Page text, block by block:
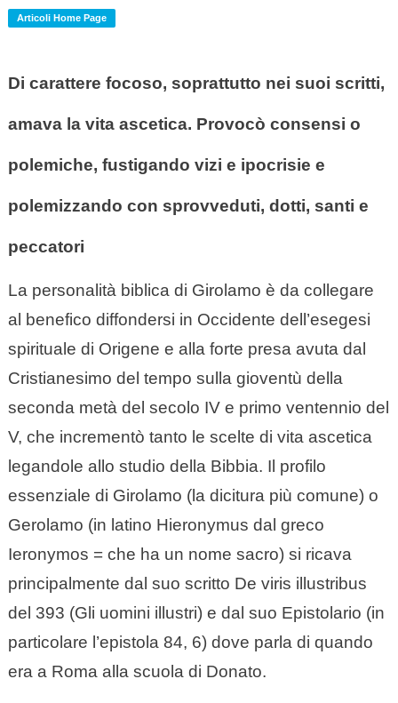
Articoli Home Page
Di carattere focoso, soprattutto nei suoi scritti,
amava la vita ascetica. Provocò consensi o
polemiche, fustigando vizi e ipocrisie e
polemizzando con sprovveduti, dotti, santi e
peccatori
La personalità biblica di Girolamo è da collegare
al benefico diffondersi in Occidente dell’esegesi
spirituale di Origene e alla forte presa avuta dal
Cristianesimo del tempo sulla gioventù della
seconda metà del secolo IV e primo ventennio del
V, che incrementò tanto le scelte di vita ascetica
legandole allo studio della Bibbia. Il profilo
essenziale di Girolamo (la dicitura più comune) o
Gerolamo (in latino Hieronymus dal greco
Ieronymos = che ha un nome sacro) si ricava
principalmente dal suo scritto De viris illustribus
del 393 (Gli uomini illustri) e dal suo Epistolario (in
particolare l’epistola 84, 6) dove parla di quando
era a Roma alla scuola di Donato.